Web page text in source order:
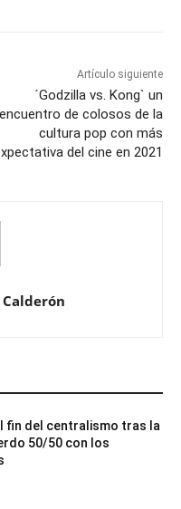
Artículo siguiente
´Godzilla vs. Kong` un
encuentro de colosos de la
cultura pop con más
del cine en 2021
fin del centralismo tras la
50/50 con los